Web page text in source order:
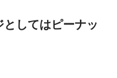
してはピーナッ